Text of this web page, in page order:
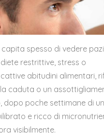
spesso di vedere
restrittive, stress o
abitudini alimentari,
caduta o un
dopo poche settimane di
e ricco di
visibilmente.